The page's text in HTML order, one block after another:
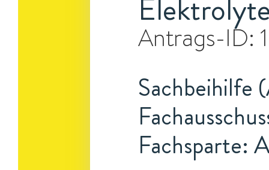
Antrags-ID:
Sachbeihilfe
Fachsparte: